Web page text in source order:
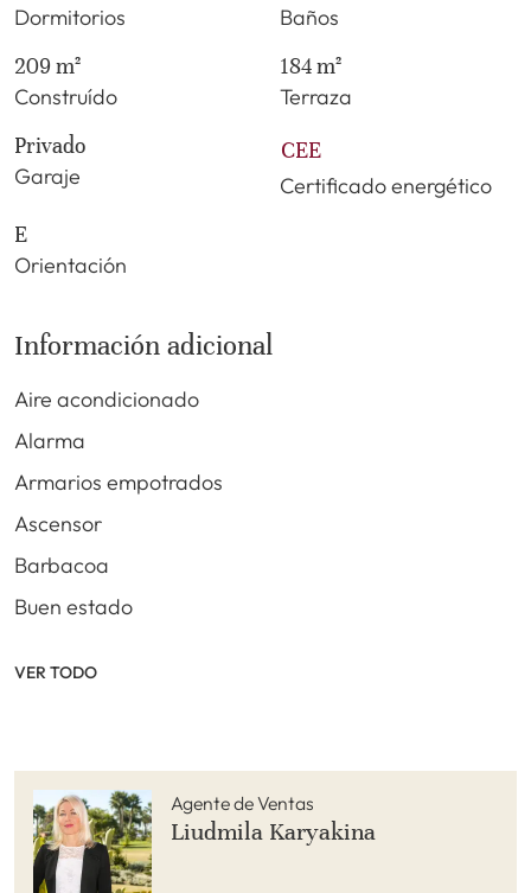
Dormitorios
Baños
209 m²
Construído
184 m²
Terraza
Privado
Garaje
CEE
Certificado energético
E
Orientación
Información adicional
Aire acondicionado
Alarma
Armarios empotrados
Ascensor
Barbacoa
Buen estado
VER TODO
Agente de Ventas
Liudmila Karyakina